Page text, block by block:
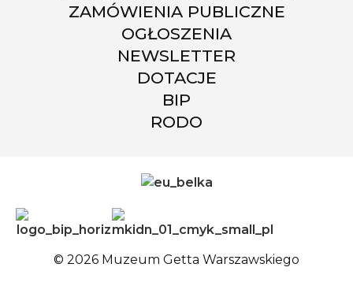
ZAMÓWIENIA PUBLICZNE
OGŁOSZENIA
NEWSLETTER
DOTACJE
BIP
RODO
© 2026 Muzeum Getta Warszawskiego